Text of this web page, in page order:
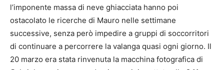
l’imponente massa di neve ghiacciata hanno poi
ostacolato le ricerche di Mauro nelle settimane
successive, senza però impedire a gruppi di soccorritori
di continuare a percorrere la valanga quasi ogni giorno. Il
20 marzo era stata rinvenuta la macchina fotografica di